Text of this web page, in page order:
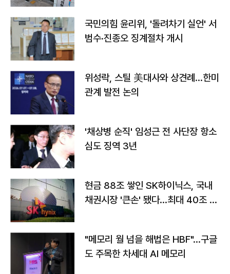
국민의힘 윤리위, '돌려차기 실언' 서
범수·진종오 징계절차 개시
위성락, 스틸 美대사와 상견례…한미
관계 발전 논의
'채상병 순직' 임성근 전 사단장 항소
심도 징역 3년
현금 88조 쌓인 SK하이닉스, 국내
채권시장 '큰손' 됐다…최대 40조 투
"메모리 월 넘을 해법은 HBF"…구글
도 주목한 차세대 AI 메모리